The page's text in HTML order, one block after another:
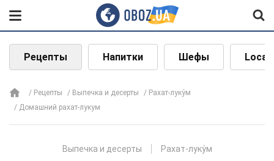
Рецепты Напитки Шефы Local
Рецепты Выпечка и десерты
Рахат-луку́м
Домашний рахат-лукум
Выпечка и десерты Рахат-луку́м